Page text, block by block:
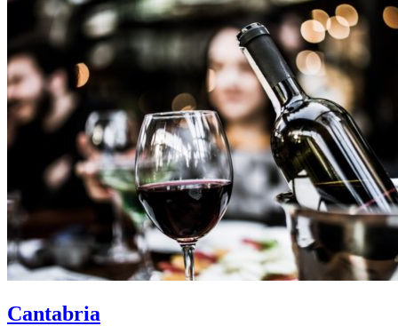
Cantabria